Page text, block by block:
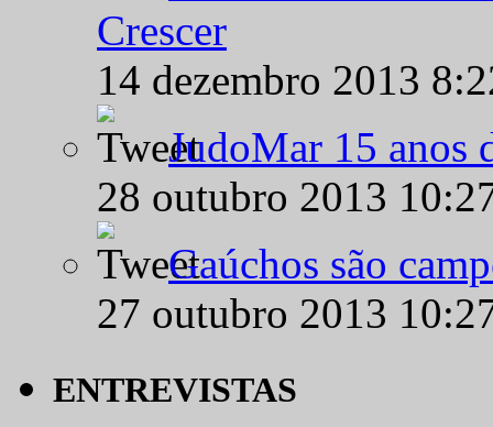
Crescer
14 dezembro 2013
JudoMar 15 anos
28 outubro 2013
Gaúchos são
27 outubro 2013
ENTREVISTAS